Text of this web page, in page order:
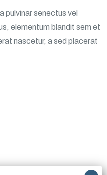
pulvinar senectus vel
elementum blandit sem et
nascetur, a sed placerat